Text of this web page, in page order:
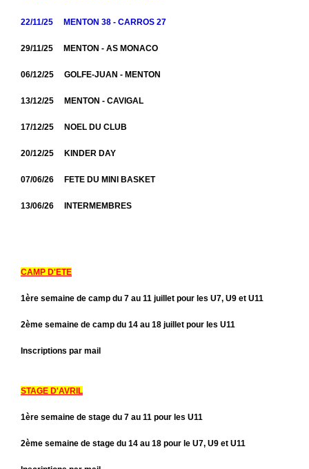
22/11/25 MENTON 38 - CARROS 27
29/11/25 MENTON - AS MONACO
06/12/25 GOLFE-JUAN - MENTON
13/12/25 MENTON - CAVIGAL
17/12/25 NOEL DU CLUB
20/12/25 KINDER DAY
07/06/26 FETE DU MINI BASKET
13/06/26 INTERMEMBRES
CAMP D'ETE
1ère semaine de camp du 7 au 11 juillet pour les U7, U9 et U11
2ème semaine de camp du 14 au 18 juillet pour les U11
Inscriptions par mail
STAGE D'AVRIL
1ère semaine de stage du 7 au 11 pour les U11
2ème semaine de stage du 14 au 18 pour le U7, U9 et U11